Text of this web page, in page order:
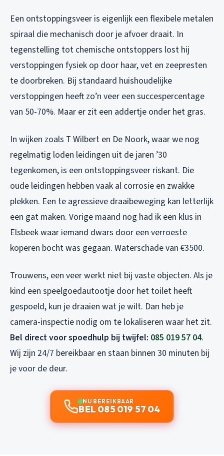
Een ontstoppingsveer is eigenlijk een flexibele metalen
spiraal die mechanisch door je afvoer draait. In
tegenstelling tot chemische ontstoppers lost hij
verstoppingen fysiek op door haar, vet en zeepresten
te doorbreken. Bij standaard huishoudelijke
verstoppingen heeft zo’n veer een succespercentage
van 50-70%. Maar er zit een addertje onder het gras.
In wijken zoals T Wilbert en De Noork, waar we nog
regelmatig loden leidingen uit de jaren ’30
tegenkomen, is een ontstoppingsveer riskant. Die
oude leidingen hebben vaak al corrosie en zwakke
plekken. Een te agressieve draaibeweging kan letterlijk
een gat maken. Vorige maand nog had ik een klus in
Elsbeek waar iemand dwars door een verroeste
koperen bocht was gegaan. Waterschade van €3500.
Trouwens, een veer werkt niet bij vaste objecten. Als je
kind een speelgoedautootje door het toilet heeft
gespoeld, kun je draaien wat je wilt. Dan heb je
camera-inspectie nodig om te lokaliseren waar het zit.
Bel direct voor spoedhulp bij twijfel: 085 019 57 04.
Wij zijn 24/7 bereikbaar en staan binnen 30 minuten bij
je voor de deur.
NU BEREIKBAAR
BEL 085 019 57 04